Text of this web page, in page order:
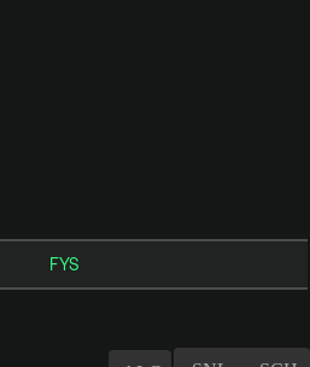
FYS